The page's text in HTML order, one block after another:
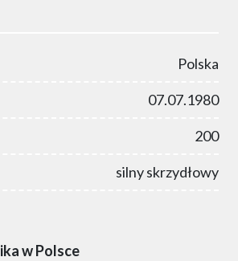
Polska
07.07.1980
200
silny skrzydłowy
w Polsce